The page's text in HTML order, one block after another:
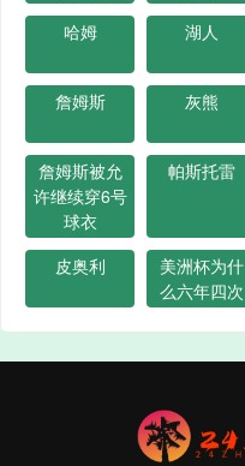
哈姆
湖人
詹姆斯
灰熊
詹姆斯被允
许继续穿6号
球衣
帕斯托雷
皮奥利
美洲杯为什
么六年四次